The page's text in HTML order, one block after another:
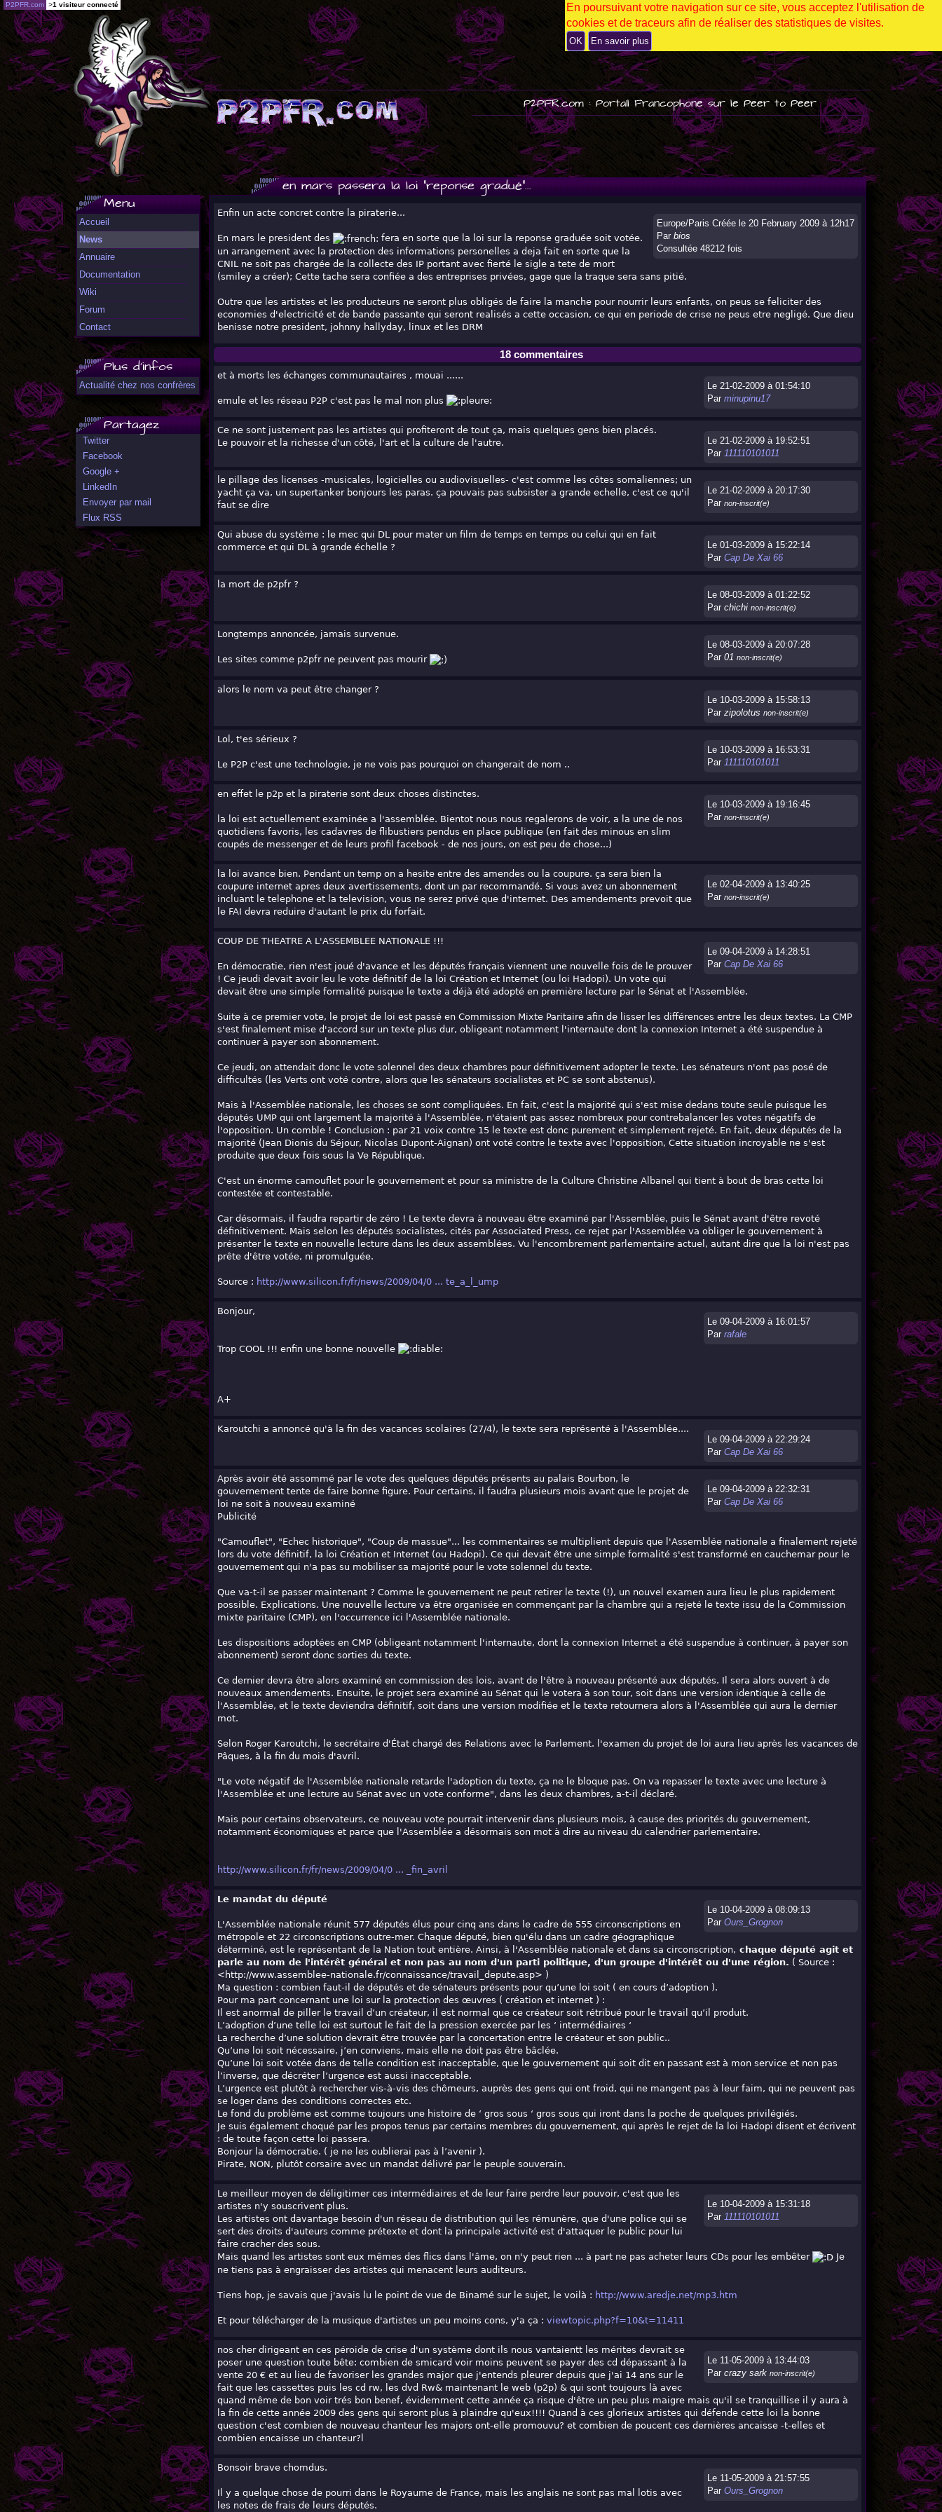
P
U
B
P2PFR.com : Portail Francophone sur le Peer to Peer
Menu
Accueil
News
Annuaire
Documentation
Wiki
Forum
Contact
Plus d'infos
Actualité chez nos confrères
Partagez
Twitter
Facebook
Google +
LinkedIn
Envoyer par mail
Flux RSS
en mars passera la loi "reponse gradué"...
Europe/Paris Créée le 20 February 2009 à 12h17
Par bios
Consultée 48212 fois
Enfin un acte concret contre la piraterie...
En mars le president des
fera en sorte que la loi sur la reponse graduée soit votée.
un arrangement avec la protection des informations personelles a deja fait en sorte que la
CNIL ne soit pas chargée de la collecte des IP portant avec fierté le sigle a tete de mort
(smiley a créer); Cette tache sera confiée a des entreprises privées, gage que la traque sera sans pitié.
Outre que les artistes et les producteurs ne seront plus obligés de faire la manche pour nourrir leurs enfants, on peus se feliciter des
economies d'electricité et de bande passante qui seront realisés a cette occasion, ce qui en periode de crise ne peus etre negligé. Que dieu
benisse notre president, johnny hallyday, linux et les DRM
18 commentaires
Le 21-02-2009 à 01:54:10
Par minupinu17
et à morts les échanges communautaires , mouai ......
emule et les réseau P2P c'est pas le mal non plus
Le 21-02-2009 à 19:52:51
Par 111110101011
Ce ne sont justement pas les artistes qui profiteront de tout ça, mais quelques gens bien placés.
Le pouvoir et la richesse d'un côté, l'art et la culture de l'autre.
Le 21-02-2009 à 20:17:30
Par non-inscrit(e)
le pillage des licenses -musicales, logicielles ou audiovisuelles- c'est comme les côtes somaliennes; un
yacht ça va, un supertanker bonjours les paras. ça pouvais pas subsister a grande echelle, c'est ce qu'il
faut se dire
Le 01-03-2009 à 15:22:14
Par Cap De Xai 66
Qui abuse du système : le mec qui DL pour mater un film de temps en temps ou celui qui en fait
commerce et qui DL à grande échelle ?
Le 08-03-2009 à 01:22:52
Par chichi non-inscrit(e)
la mort de p2pfr ?
Le 08-03-2009 à 20:07:28
Par 01 non-inscrit(e)
Longtemps annoncée, jamais survenue.
Les sites comme p2pfr ne peuvent pas mourir
Le 10-03-2009 à 15:58:13
Par zipolotus non-inscrit(e)
alors le nom va peut être changer ?
Le 10-03-2009 à 16:53:31
Par 111110101011
Lol, t'es sérieux ?
Le P2P c'est une technologie, je ne vois pas pourquoi on changerait de nom ..
Le 10-03-2009 à 19:16:45
Par non-inscrit(e)
en effet le p2p et la piraterie sont deux choses distinctes.
la loi est actuellement examinée a l'assemblée. Bientot nous nous regalerons de voir, a la une de nos
quotidiens favoris, les cadavres de flibustiers pendus en place publique (en fait des minous en slim
coupés de messenger et de leurs profil facebook - de nos jours, on est peu de chose...)
Le 02-04-2009 à 13:40:25
Par non-inscrit(e)
la loi avance bien. Pendant un temp on a hesite entre des amendes ou la coupure. ça sera bien la
coupure internet apres deux avertissements, dont un par recommandé. Si vous avez un abonnement
incluant le telephone et la television, vous ne serez privé que d'internet. Des amendements prevoit que
le FAI devra reduire d'autant le prix du forfait.
Le 09-04-2009 à 14:28:51
Par Cap De Xai 66
COUP DE THEATRE A L'ASSEMBLEE NATIONALE !!!
En démocratie, rien n'est joué d'avance et les députés français viennent une nouvelle fois de le prouver
! Ce jeudi devait avoir leu le vote définitif de la loi Création et Internet (ou loi Hadopi). Un vote qui
devait être une simple formalité puisque le texte a déjà été adopté en première lecture par le Sénat et l'Assemblée.
Suite à ce premier vote, le projet de loi est passé en Commission Mixte Paritaire afin de lisser les différences entre les deux textes. La CMP
s'est finalement mise d'accord sur un texte plus dur, obligeant notamment l'internaute dont la connexion Internet a été suspendue à
continuer à payer son abonnement.
Ce jeudi, on attendait donc le vote solennel des deux chambres pour définitivement adopter le texte. Les sénateurs n'ont pas posé de
difficultés (les Verts ont voté contre, alors que les sénateurs socialistes et PC se sont abstenus).
Mais à l'Assemblée nationale, les choses se sont compliquées. En fait, c'est la majorité qui s'est mise dedans toute seule puisque les
députés UMP qui ont largement la majorité à l'Assemblée, n'étaient pas assez nombreux pour contrebalancer les votes négatifs de
l'opposition. Un comble ! Conclusion : par 21 voix contre 15 le texte est donc purement et simplement rejeté. En fait, deux députés de la
majorité (Jean Dionis du Séjour, Nicolas Dupont-Aignan) ont voté contre le texte avec l'opposition, Cette situation incroyable ne s'est
produite que deux fois sous la Ve République.
C'est un énorme camouflet pour le gouvernement et pour sa ministre de la Culture Christine Albanel qui tient à bout de bras cette loi
contestée et contestable.
Car désormais, il faudra repartir de zéro ! Le texte devra à nouveau être examiné par l'Assemblée, puis le Sénat avant d'être revoté
définitivement. Mais selon les députés socialistes, cités par Associated Press, ce rejet par l'Assemblée va obliger le gouvernement à
présenter le texte en nouvelle lecture dans les deux assemblées. Vu l'encombrement parlementaire actuel, autant dire que la loi n'est pas
prête d'être votée, ni promulguée.
Source : http://www.silicon.fr/fr/news/2009/04/0 ... te_a_l_ump
Le 09-04-2009 à 16:01:57
Par rafale
Bonjour,
Trop COOL !!! enfin une bonne nouvelle
A+
Le 09-04-2009 à 22:29:24
Par Cap De Xai 66
Karoutchi a annoncé qu'à la fin des vacances scolaires (27/4), le texte sera représenté à l'Assemblée....
Le 09-04-2009 à 22:32:31
Par Cap De Xai 66
Après avoir été assommé par le vote des quelques députés présents au palais Bourbon, le
gouvernement tente de faire bonne figure. Pour certains, il faudra plusieurs mois avant que le projet de
loi ne soit à nouveau examiné
Publicité
"Camouflet", "Echec historique", "Coup de massue"... les commentaires se multiplient depuis que l'Assemblée nationale a finalement rejeté
lors du vote définitif, la loi Création et Internet (ou Hadopi). Ce qui devait être une simple formalité s'est transformé en cauchemar pour le
gouvernement qui n'a pas su mobiliser sa majorité pour le vote solennel du texte.
Que va-t-il se passer maintenant ? Comme le gouvernement ne peut retirer le texte (!), un nouvel examen aura lieu le plus rapidement
possible. Explications. Une nouvelle lecture va être organisée en commençant par la chambre qui a rejeté le texte issu de la Commission
mixte paritaire (CMP), en l'occurrence ici l'Assemblée nationale.
Les dispositions adoptées en CMP (obligeant notamment l'internaute, dont la connexion Internet a été suspendue à continuer, à payer son
abonnement) seront donc sorties du texte.
Ce dernier devra être alors examiné en commission des lois, avant de l'être à nouveau présenté aux députés. Il sera alors ouvert à de
nouveaux amendements. Ensuite, le projet sera examiné au Sénat qui le votera à son tour, soit dans une version identique à celle de
l'Assemblée, et le texte deviendra définitif, soit dans une version modifiée et le texte retournera alors à l'Assemblée qui aura le dernier
mot.
Selon Roger Karoutchi, le secrétaire d'État chargé des Relations avec le Parlement. l'examen du projet de loi aura lieu après les vacances de
Pâques, à la fin du mois d'avril.
"Le vote négatif de l'Assemblée nationale retarde l'adoption du texte, ça ne le bloque pas. On va repasser le texte avec une lecture à
l'Assemblée et une lecture au Sénat avec un vote conforme", dans les deux chambres, a-t-il déclaré.
Mais pour certains observateurs, ce nouveau vote pourrait intervenir dans plusieurs mois, à cause des priorités du gouvernement,
notamment économiques et parce que l'Assemblée a désormais son mot à dire au niveau du calendrier parlementaire.
http://www.silicon.fr/fr/news/2009/04/0 ... _fin_avril
Le 10-04-2009 à 08:09:13
Par Ours_Grognon
Le mandat du député
L'Assemblée nationale réunit 577 députés élus pour cinq ans dans le cadre de 555 circonscriptions en
métropole et 22 circonscriptions outre-mer. Chaque député, bien qu'élu dans un cadre géographique
déterminé, est le représentant de la Nation tout entière. Ainsi, à l'Assemblée nationale et dans sa circonscription, chaque député agit et
parle au nom de
l'intérêt général et non pas au nom d'un parti politique, d'un groupe d'intérêt ou d'une région. ( Source :
<http://www.assemblee-nationale.fr/connaissance/travail_depute.asp> )
Ma question : combien faut-il de députés et de sénateurs présents pour qu’une loi soit ( en cours d’adoption ).
Pour ma part concernant une loi sur la protection des œuvres ( création et internet ) :
Il est anormal de piller le travail d’un créateur, il est normal que ce créateur soit rétribué pour le travail qu’il produit.
L’adoption d’une telle loi est surtout le fait de la pression exercée par les ‘ intermédiaires ‘
La recherche d’une solution devrait être trouvée par la concertation entre le créateur et son public..
Qu’une loi soit nécessaire, j’en conviens, mais elle ne doit pas être bâclée.
Qu’une loi soit votée dans de telle condition est inacceptable, que le gouvernement qui soit dit en passant est à mon service et non pas
l’inverse, que décréter l’urgence est aussi inacceptable.
L’urgence est plutôt à rechercher vis-à-vis des chômeurs, auprès des gens qui ont froid, qui ne mangent pas à leur faim, qui ne peuvent pas
se loger dans des conditions correctes etc.
Le fond du problème est comme toujours une histoire de ‘ gros sous ‘ gros sous qui iront dans la poche de quelques privilégiés.
Je suis également choqué par les propos tenus par certains membres du gouvernement, qui après le rejet de la loi Hadopi disent et écrivent
: de toute façon cette loi passera.
Bonjour la démocratie. ( je ne les oublierai pas à l’avenir ).
Pirate, NON, plutôt corsaire avec un mandat délivré par le peuple souverain.
Le 10-04-2009 à 15:31:18
Par 111110101011
Le meilleur moyen de déligitimer ces intermédiaires et de leur faire perdre leur pouvoir, c'est que les
artistes n'y souscrivent plus.
Les artistes ont davantage besoin d'un réseau de distribution qui les rémunère, que d'une police qui se
sert des droits d'auteurs comme prétexte et dont la principale activité est d'attaquer le public pour lui
faire cracher des sous.
Mais quand les artistes sont eux mêmes des flics dans l'âme, on n'y peut rien ... à part ne pas acheter leurs CDs pour les embêter
Je
ne tiens pas à engraisser des artistes qui menacent leurs auditeurs.
Tiens hop, je savais que j'avais lu le point de vue de Binamé sur le sujet, le voilà : http://www.aredje.net/mp3.htm
Et pour télécharger de la musique d'artistes un peu moins cons, y'a ça : viewtopic.php?f=10&t=11411
Le 11-05-2009 à 13:44:03
Par crazy sark non-inscrit(e)
nos cher dirigeant en ces péroide de crise d'un système dont ils nous vantaientt les mérites devrait se
poser une question toute bête: combien de smicard voir moins peuvent se payer des cd dépassant à la
vente 20 € et au lieu de favoriser les grandes major que j'entends pleurer depuis que j'ai 14 ans sur le
fait que les cassettes puis les cd rw, les dvd Rw& maintenant le web (p2p) & qui sont toujours là avec
quand même de bon voir trés bon benef, évidemment cette année ça risque d'être un peu plus maigre mais qu'il se tranquillise il y aura à
la fin de cette année 2009 des gens qui seront plus à plaindre qu'eux!!!! Quand à ces glorieux artistes qui défende cette loi la bonne
question c'est combien de nouveau chanteur les majors ont-elle promouvu? et combien de poucent ces dernières ancaisse -t-elles et
combien encaisse un chanteur?l
Le 11-05-2009 à 21:57:55
Par Ours_Grognon
Bonsoir brave chomdus.
Il y a quelque chose de pourri dans le Royaume de France, mais les anglais ne sont pas mal lotis avec
les notes de frais de leurs députés.
P2PFR.com >1 visiteur connecté
En poursuivant votre navigation sur ce site, vous acceptez l'utilisation de
cookies et de traceurs afin de réaliser des statistiques de visites.
OK En savoir plus